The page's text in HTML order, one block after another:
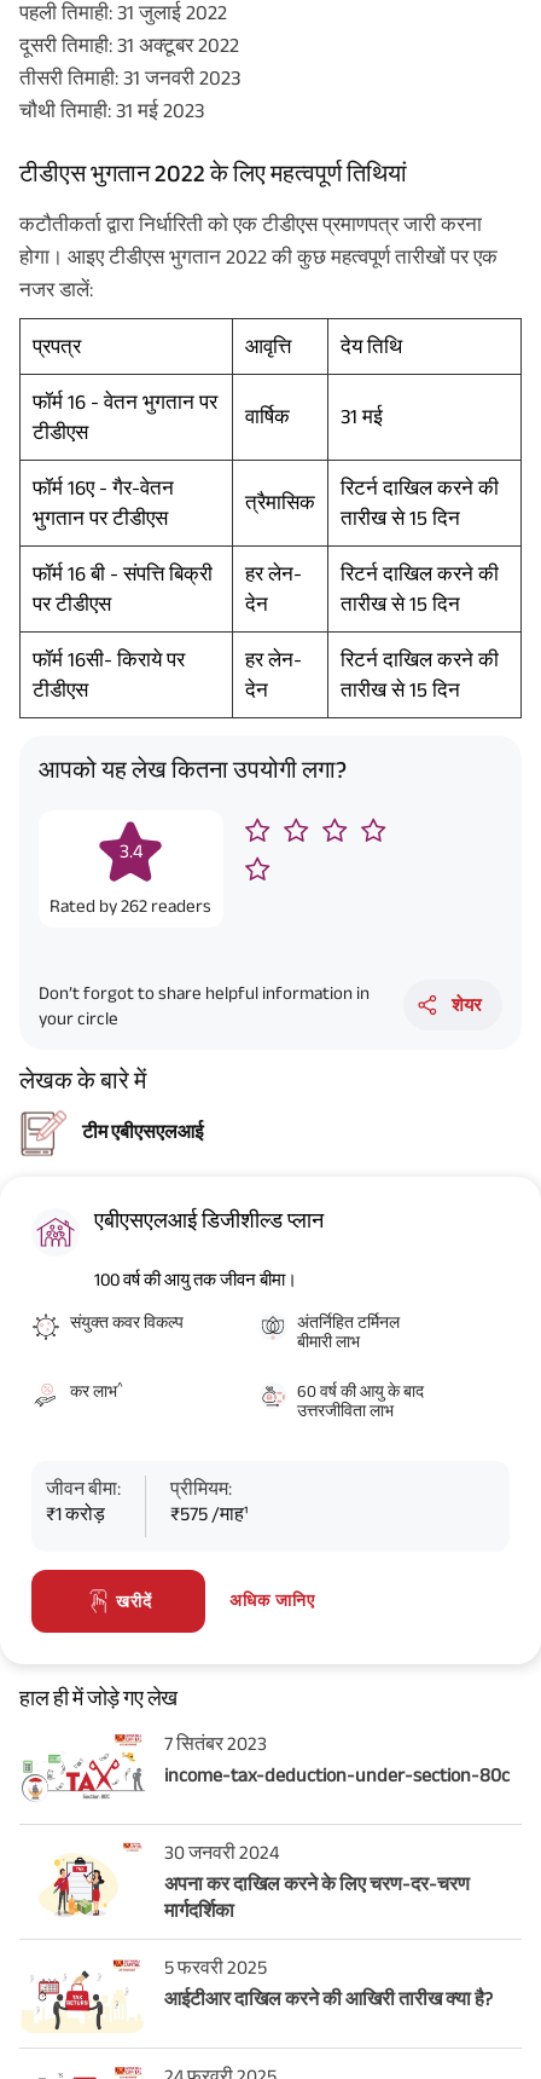
पहली तिमाही: 31 जुलाई 2022
दूसरी तिमाही: 31 अक्टूबर 2022
तीसरी तिमाही: 31 जनवरी 2023
चौथी तिमाही: 31 मई 2023
टीडीएस भुगतान 2022 के लिए महत्वपूर्ण तिथियां
कटौतीकर्ता द्वारा निर्धारिती को एक टीडीएस प्रमाणपत्र जारी करना
होगा। आइए टीडीएस भुगतान 2022 की कुछ महत्वपूर्ण तारीखों पर एक
नजर डालें:
प्रपत्र आवृत्ति देय तिथि
फॉर्म 16 - वेतन भुगतान पर
टीडीएस
वार्षिक 31 मई
फॉर्म 16ए - गैर-वेतन
भुगतान पर टीडीएस
त्रैमासिक
रिटर्न दाखिल करने की
तारीख से 15 दिन
फॉर्म 16 बी - संपत्ति बिक्री
पर टीडीएस
हर लेन-
देन
रिटर्न दाखिल करने की
तारीख से 15 दिन
फॉर्म 16सी- किराये पर
टीडीएस
हर लेन-
देन
रिटर्न दाखिल करने की
तारीख से 15 दिन
आपको यह लेख कितना उपयोगी लगा?
3.4
Rated by262 readers
Don’t forgot to share helpful information in
your circle
शेयर
लेखक के बारे में
टीम एबीएसएलआई
एबीएसएलआई डिजीशील्ड प्लान
100 वर्ष की आयु तक जीवन बीमा।
संयुक्त कवर विकल्प
अंतर्निहित टर्मिनल
बीमारी लाभ
कर लाभ^
60 वर्ष की आयु के बाद
उत्तरजीविता लाभ
जीवन बीमा:
₹1 करोड़
प्रीमियम:
₹575 /माह¹
खरीदें अधिक जानिए
हाल ही में जोड़े गए लेख
7 सितंबर 2023
income-tax-deduction-under-section-80c
30 जनवरी 2024
अपना कर दाखिल करने के लिए चरण-दर-चरण
मार्गदर्शिका
5 फरवरी 2025
आईटीआर दाखिल करने की आखिरी तारीख क्या है?